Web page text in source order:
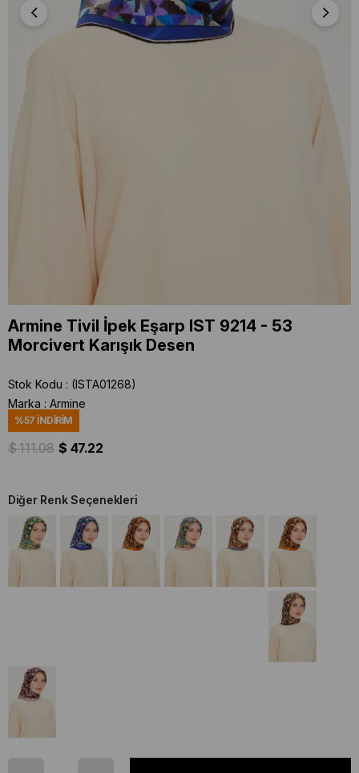
Armine Tivil İpek Eşarp IST 9214 - 53
Morcivert Karışık Desen
Stok Kodu
(ISTA01268)
Marka : Armine
%57 İNDIRIM
$ 111.08 $ 47.22
Diğer Renk Seçenekleri